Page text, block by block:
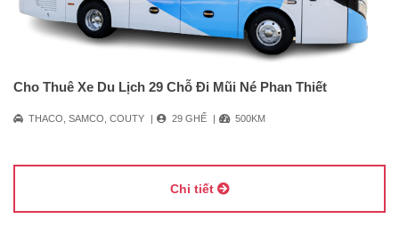
Cho Thuê Xe Du Lịch 29 Chỗ Đi Mũi Né Phan Thiết
THACO, SAMCO, COUTY 29 GHẾ 500KM
Chi tiết